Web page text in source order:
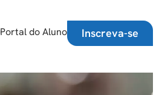
Portal do Aluno Inscreva-se